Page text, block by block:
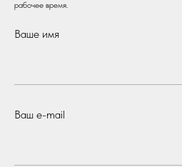
рабочее время.
Ваше имя
Ваш e-mail